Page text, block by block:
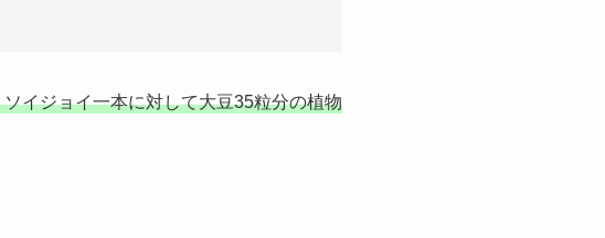
イジョイ一本に対して大豆35粒分の植物